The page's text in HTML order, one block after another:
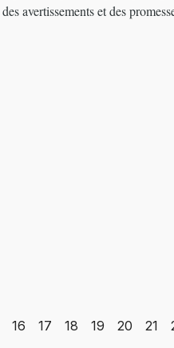
avertissements et des
16 17 18 19 20 21